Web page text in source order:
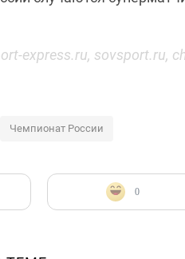
-express.ru, sovsport.ru,
Чемпионат России
0